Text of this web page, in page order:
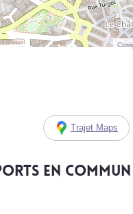
Trajet Maps
en commun